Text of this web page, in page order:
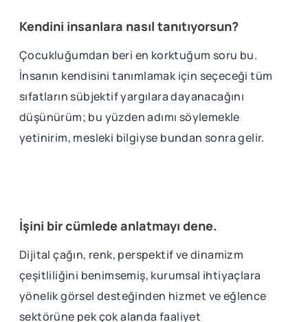
Kendini insanlara nasıl tanıtıyorsun?
Çocukluğumdan beri en korktuğum soru bu.
İnsanın kendisini tanımlamak için seçeceği tüm
sıfatların sübjektif yargılara dayanacağını
düşünürüm; bu yüzden adımı söylemekle
yetinirim, mesleki bilgiyse bundan sonra gelir.
İşini bir cümlede anlatmayı dene.
Dijital çağın, renk, perspektif ve dinamizm
çeşitliliğini benimsemiş, kurumsal ihtiyaçlara
yönelik görsel desteğinden hizmet ve eğlence
sektörüne pek çok alanda faaliyet